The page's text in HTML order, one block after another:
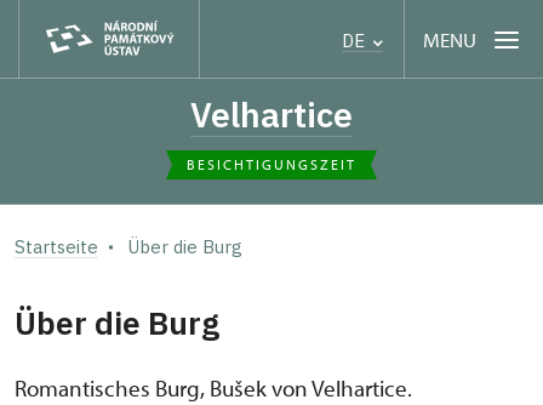
DE MENU
Velhartice
BESICHTIGUNGSZEIT
Startseite Über die Burg
Über die Burg
Romantisches Burg, Bušek von Velhartice.